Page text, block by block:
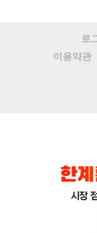
로
이용약관